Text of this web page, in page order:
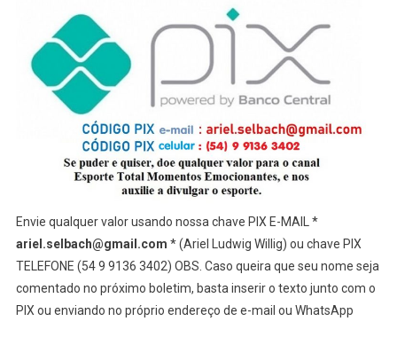
Envie qualquer valor usando nossa chave PIX E-MAIL *
ariel.selbach@gmail.com * (Ariel Ludwig Willig) ou chave PIX
TELEFONE (54 9 9136 3402) OBS. Caso queira que seu nome seja
comentado no próximo boletim, basta inserir o texto junto com o
PIX ou enviando no próprio endereço de e-mail ou WhatsApp